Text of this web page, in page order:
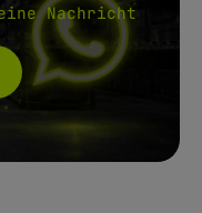
Nachricht